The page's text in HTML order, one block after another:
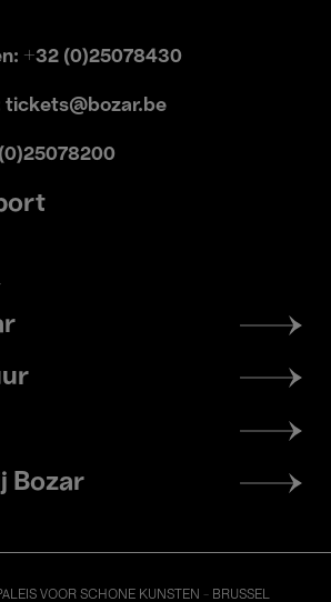
+32 (0)25078430
tickets@bozar.be
Bozar
VOOR SCHONE KUNSTEN - BRUSSEL